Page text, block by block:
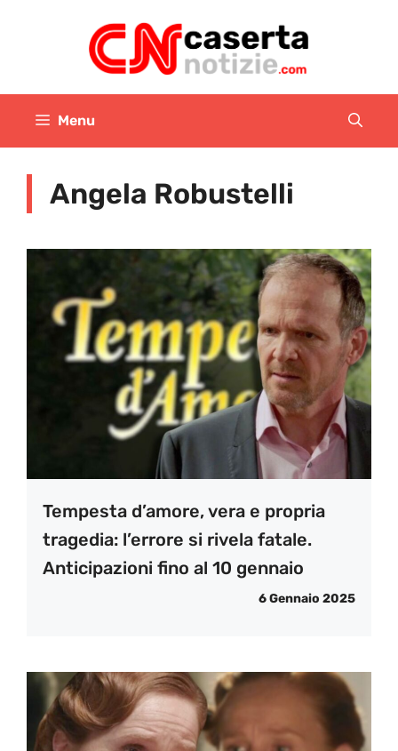
Menu
Angela Robustelli
Tempesta d’amore, vera e propria
tragedia: l’errore si rivela fatale.
Anticipazioni fino al 10 gennaio
6 Gennaio 2025